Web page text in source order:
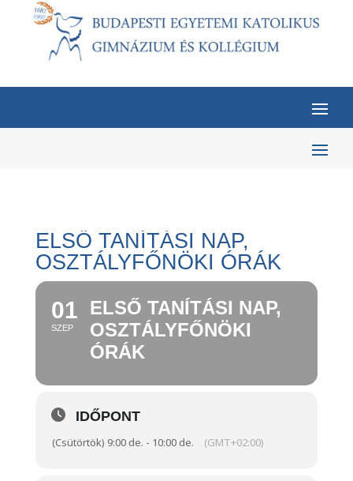
ELSŐ TANÍTÁSI NAP,
OSZTÁLYFŐNÖKI ÓRÁK
01
SZEP
ELSŐ TANÍTÁSI NAP,
OSZTÁLYFŐNÖKI
ÓRÁK
IDŐPONT
(Csütörtök) 9:00 de. - 10:00 de. (GMT+02:00)